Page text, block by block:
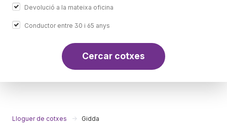
Devolució a la mateixa oficina
Conductor entre 30 i 65 anys
Cercar cotxes
Lloguer de cotxes Gidda